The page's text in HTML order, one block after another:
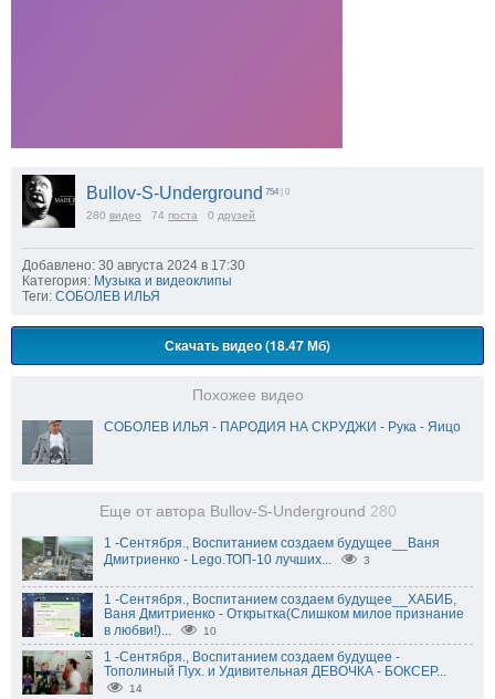
Bullov-S-Underground 754 | 0
280 видео 74 поста 0 друзей
Добавлено: 30 августа 2024 в 17:30
Категория: Музыка и видеоклипы
Теги: СОБОЛЕВ ИЛЬЯ
Скачать видео (18.47 Мб)
Похожее видео
СОБОЛЕВ ИЛЬЯ - ПАРОДИЯ НА СКРУДЖИ - Рука - Яицо
Еще от автора Bullov-S-Underground 280
1 -Сентября., Воспитанием создаем будущее__Ваня
Дмитриенко - Lego.ТОП-10 лучших...
3
1 -Сентября., Воспитанием создаем будущее__ХАБИБ,
Ваня Дмитриенко - Открытка(Слишком милое признание
в любви!)...
10
1 -Сентября., Воспитанием создаем будущее -
Тополиный Пух. и Удивительная ДЕВОЧКА - БОКСЕР...
14